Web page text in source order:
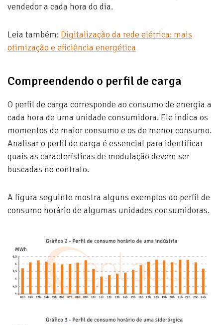
vendedor a cada hora do dia.
Leia também: Digitalização da rede elétrica: mais
otimização e eficiência energética
Compreendendo o perfil de carga
O perfil de carga corresponde ao consumo de energia a
cada hora de uma unidade consumidora. Ele indica os
momentos de maior consumo e os de menor consumo.
Analisar o perfil de carga é essencial para identificar
quais as características de modulação devem ser
buscadas no contrato.
A figura seguinte mostra alguns exemplos do perfil de
consumo horário de algumas unidades consumidoras.